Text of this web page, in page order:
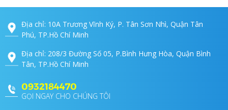
Địa chỉ: 10A Trương Vĩnh Ký, P. Tân Sơn Nhì, Quận Tân
Phú, TP.Hồ Chí Minh
Địa chỉ: 208/3 Đường Số 05, P.Bình Hưng Hòa, Quận Bình
Tân, TP.Hồ Chí Minh
0932184470
GỌI NGAY CHO CHÚNG TÔI